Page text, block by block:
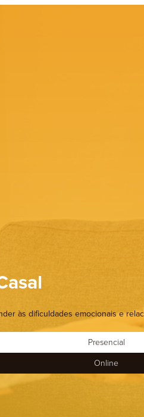
às dificuldades emocionais e
Presencial
Online